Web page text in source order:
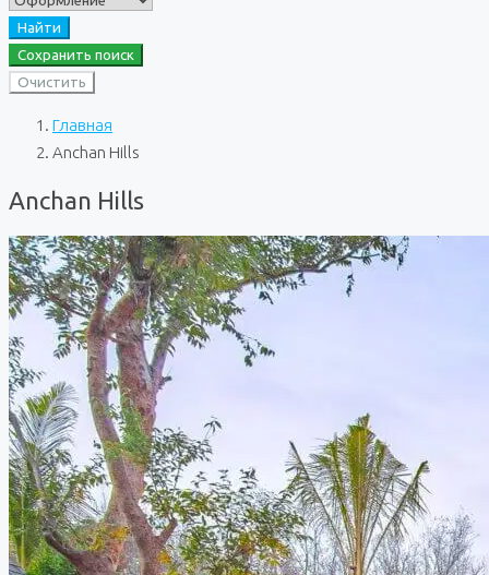
Найти
Сохранить поиск
Очистить
Главная
Anchan Hills
Anchan Hills